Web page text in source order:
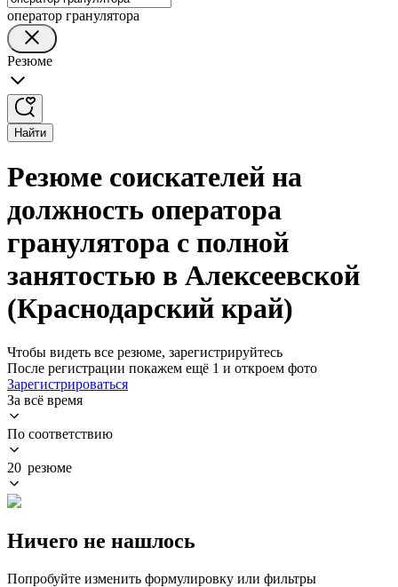
оператор гранулятора
Резюме
Найти
Резюме соискателей на
должность оператора
гранулятора с полной
занятостью в Алексеевской
(Краснодарский край)
Чтобы видеть все резюме, зарегистрируйтесь
После регистрации покажем ещё 1 и откроем фото
Зарегистрироваться
За всё время
По соответствию
20 резюме
Ничего не нашлось
Попробуйте изменить формулировку или фильтры